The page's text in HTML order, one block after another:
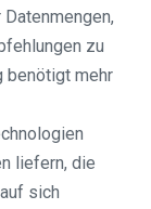
zu
benötigt mehr
liefern, die
sich